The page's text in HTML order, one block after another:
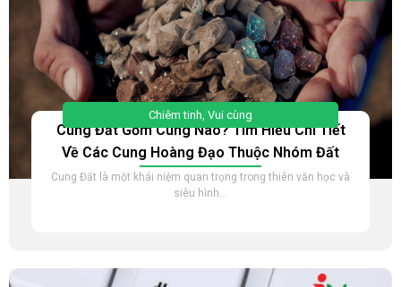
Chiêm tinh Vui cùng
Cung Đất Gồm Cung Nào? Tìm Hiểu Chi Tiết
Về Các Cung Hoàng Đạo Thuộc Nhóm Đất
Cung Đất là một khái niệm quan trọng trong thiên văn học và
siêu hình...